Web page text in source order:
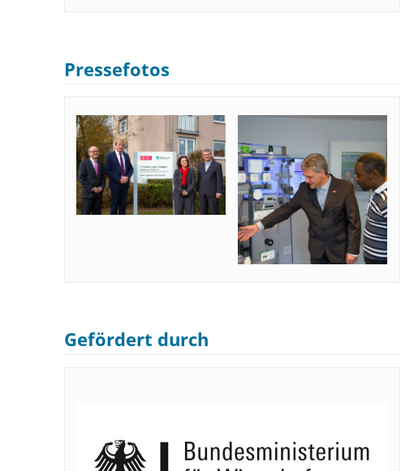
Pressefotos
Gefördert durch